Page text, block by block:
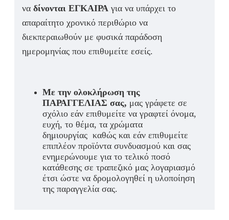
να δίνονται ΕΓΚΑΙΡΑ για να υπάρχει το
απαραίτητο χρονικό περιθώριο να
διεκπεραιωθούν με φυσικά παράδοση
ημερομηνίας που επιθυμείτε εσείς.
Με την ολοκλήρωση της
ΠΑΡΑΓΓΕΛΙΑΣ σας, μας γράφετε σε
σχόλιο εάν επιθυμείτε να γραφτεί όνομα,
ευχή, το θέμα, τα χρώματα
δημιουργίας καθώς και εάν επιθυμείτε
επιπλέον προϊόντα συνδυασμού και σας
ενημερώνουμε για το τελικό ποσό
κατάθεσης σε τραπεζικό μας λογαριασμό
έτσι ώστε να δρομολογηθεί η υλοποίηση
της παραγγελία σας.